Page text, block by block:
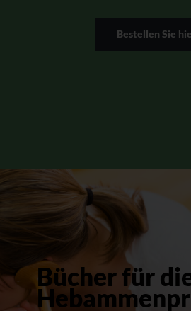
Bestellen Sie
Bücher für